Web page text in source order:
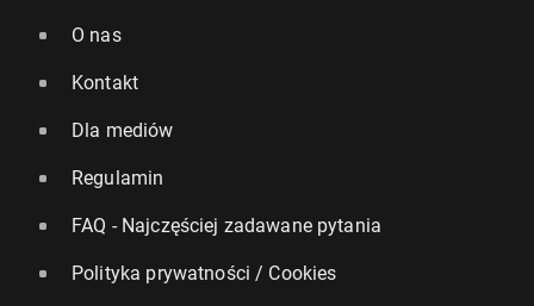
O nas
Kontakt
Dla mediów
Regulamin
FAQ - Najczęściej zadawane pytania
Polityka prywatności / Cookies